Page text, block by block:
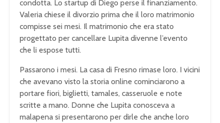
condotta. Lo startup di Diego perse il finanziamento.
Valeria chiese il divorzio prima che il loro matrimonio
compisse sei mesi. Il matrimonio che era stato
progettato per cancellare Lupita divenne l’evento
che li espose tutti.
Passarono i mesi. La casa di Fresno rimase loro. I vicini
che avevano visto la storia online cominciarono a
portare fiori, biglietti, tamales, casseruole e note
scritte a mano. Donne che Lupita conosceva a
malapena si presentarono per dirle che anche loro